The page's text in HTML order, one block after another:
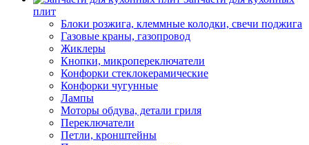
плит
Блоки розжига, клеммные колодки, свечи поджига
Газовые краны, газопровод
Жиклеры
Кнопки, микропереключатели
Конфорки стеклокерамические
Конфорки чугунные
Лампы
Моторы обдува, детали гриля
Переключатели
Петли, кронштейны